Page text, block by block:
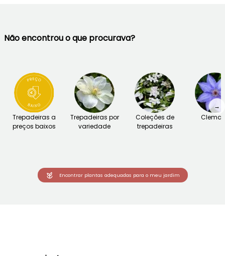
Não encontrou o que procurava?
Trepadeiras a
preços baixos
Trepadeiras por
variedade
Coleções de
trepadeiras
→
Encontrar plantas adequadas para o meu jardim